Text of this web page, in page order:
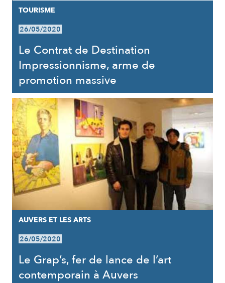
TOURISME
26/05/2020
Le Contrat de Destination
Impressionnisme, arme de
promotion massive
AUVERS ET LES ARTS
26/05/2020
Le Grap’s, fer de lance de l’art
contemporain à Auvers